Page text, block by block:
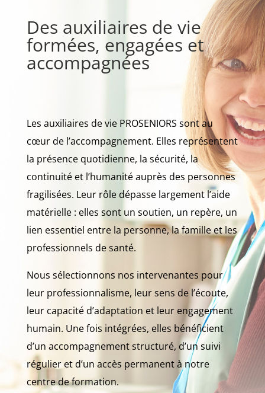
Des auxiliaires de vie
formées, engagées et
accompagnées
Les auxiliaires de vie PROSENIORS sont au
cœur de l’accompagnement. Elles représentent
la présence quotidienne, la sécurité, la
continuité et l’humanité auprès des personnes
fragilisées. Leur rôle dépasse largement l’aide
matérielle : elles sont un soutien, un repère, un
lien essentiel entre la personne, la famille et les
professionnels de santé.
Nous sélectionnons nos intervenantes pour
leur professionnalisme, leur sens de l’écoute,
leur capacité d’adaptation et leur engagement
humain. Une fois intégrées, elles bénéficient
d’un accompagnement structuré, d’un suivi
régulier et d’un accès permanent à notre
centre de formation.